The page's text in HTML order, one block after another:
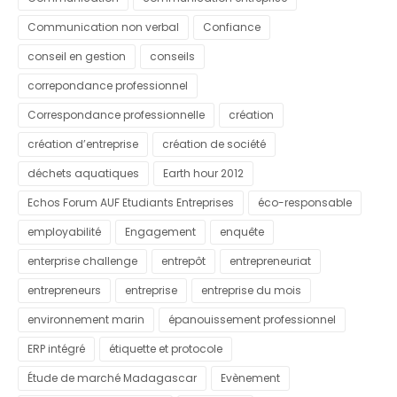
Communication non verbal
Confiance
conseil en gestion
conseils
correpondance professionnel
Correspondance professionnelle
création
création d’entreprise
création de société
déchets aquatiques
Earth hour 2012
Echos Forum AUF Etudiants Entreprises
éco-responsable
employabilité
Engagement
enquête
enterprise challenge
entrepôt
entrepreneuriat
entrepreneurs
entreprise
entreprise du mois
environnement marin
épanouissement professionnel
ERP intégré
étiquette et protocole
Étude de marché Madagascar
Evènement